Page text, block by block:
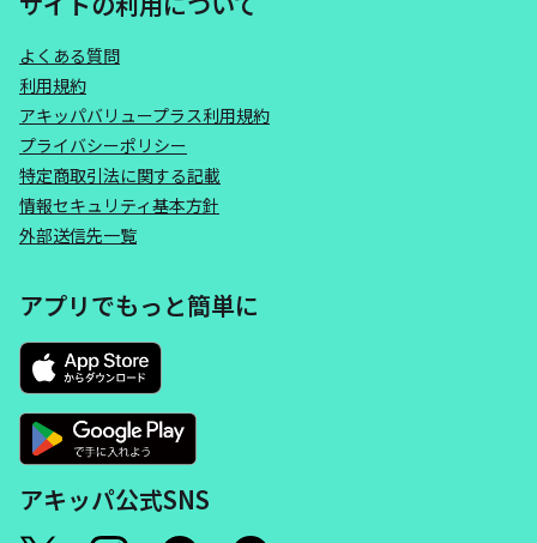
よくある質問
利用規約
アキッパバリュープラス利用規約
プライバシーポリシー
特定商取引法に関する記載
情報セキュリティ基本方針
外部送信先一覧
アプリでもっと簡単に
アキッパ公式SNS